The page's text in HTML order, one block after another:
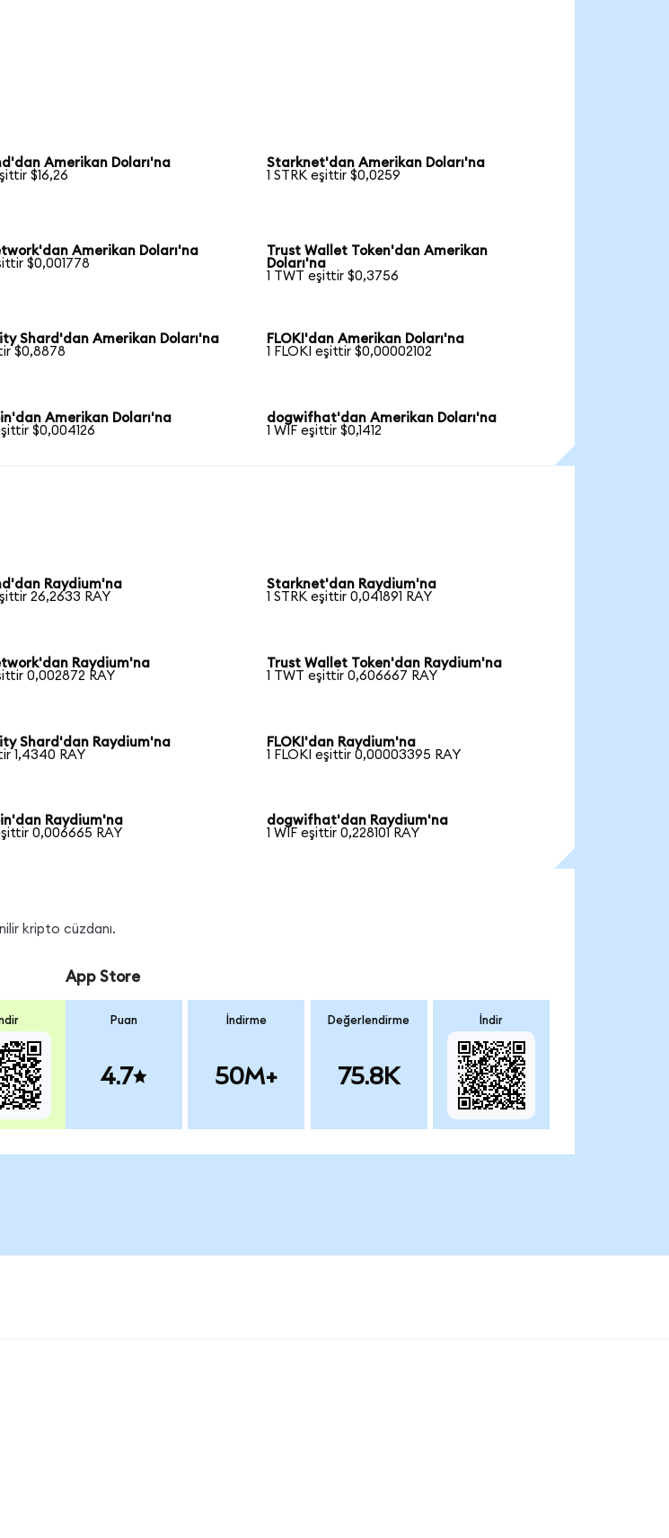
Amerikan Doları'na
$16,26
Starknet'dan Amerikan Doları'na
1 STRK eşittir $0,0259
Amerikan Doları'na
$0,001778
Trust Wallet Token'dan Amerikan
Doları'na
1 TWT eşittir $0,3756
Shard'dan Amerikan Doları'na
$0,8878
FLOKI'dan Amerikan Doları'na
1 FLOKI eşittir $0,00002102
Amerikan Doları'na
$0,004126
dogwifhat'dan Amerikan Doları'na
1 WIF eşittir $0,1412
Raydium'na
26,2633 RAY
Starknet'dan Raydium'na
1 STRK eşittir 0,041891 RAY
Raydium'na
0,002872 RAY
Trust Wallet Token'dan Raydium'na
1 TWT eşittir 0,606667 RAY
Shard'dan Raydium'na
1,4340 RAY
FLOKI'dan Raydium'na
1 FLOKI eşittir 0,00003395 RAY
Raydium'na
0,006665 RAY
dogwifhat'dan Raydium'na
1 WIF eşittir 0,228101 RAY
kripto cüzdanı.
App Store
Puan
4.7
İndirme
50M+
Değerlendirme
75.8K
İndir